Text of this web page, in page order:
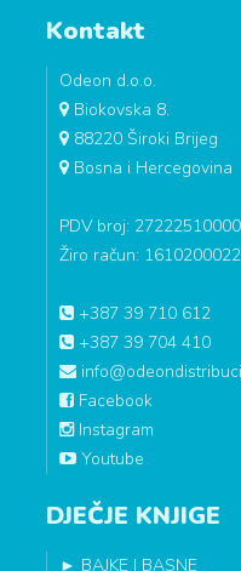
Kontakt
Odeon d.o.o.
Biokovska 8.
88220 Široki Brijeg
Bosna i Hercegovina
PDV broj:
Žiro račun:
+387 39 710 612
+387 39 704 410
Facebook
Instagram
Youtube
DJEČJE KNJIGE
► BAJKE I BASNE